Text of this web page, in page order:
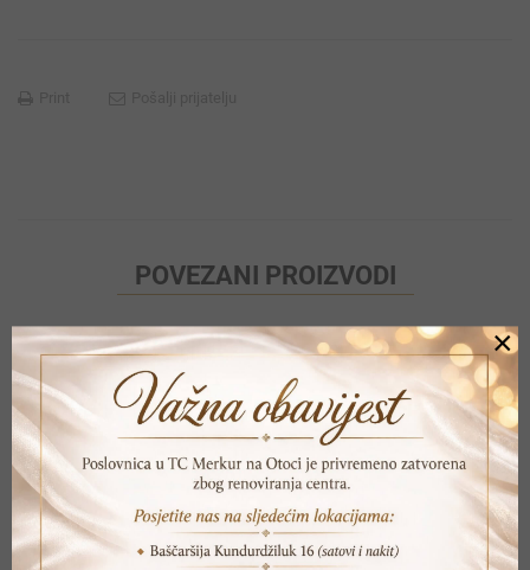
POVEZANI PROIZVODI
×